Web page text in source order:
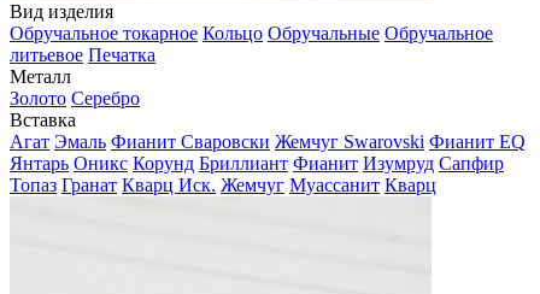
Вид изделия
Обручальное токарное Кольцо Обручальные Обручальное
литьевое Печатка
Металл
Золото Серебро
Вставка
Агат Эмаль Фианит Сваровски Жемчуг Swarovski Фианит EQ
Янтарь Оникс Корунд Бриллиант Фианит Изумруд Сапфир
Топаз Гранат Кварц Иск. Жемчуг Муассанит Кварц